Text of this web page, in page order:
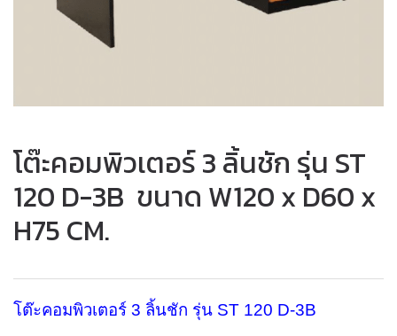
โต๊ะคอมพิวเตอร์ 3 ลิ้นชัก รุ่น ST
120 D-3B ขนาด W120 x D60 x
H75 CM.
โต๊ะคอมพิวเตอร์ 3 ลิ้นชัก รุ่น ST 120 D-3B